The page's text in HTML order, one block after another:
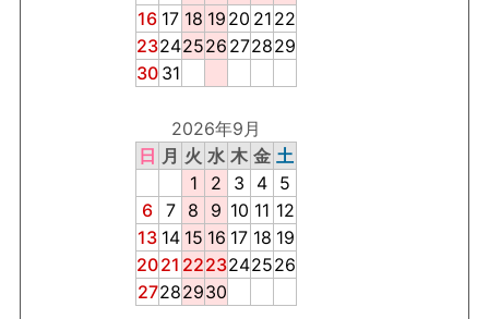
16 17 18 19 20 21 22
23242526 272829
30 31
2026年9月
日 月 火 水 木 金 土
1
2 3 4 5
6 7 8 9 10 11 12
13 14 15 16 17 18 19
2021 2223242526
27282930